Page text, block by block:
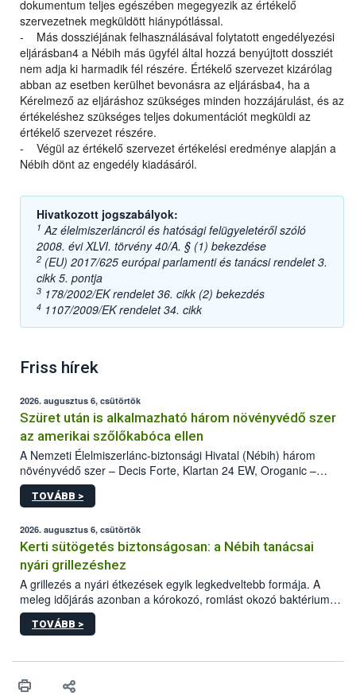
dokumentum teljes egészében megegyezik az értékelő
szervezetnek megküldött hiánypótlással.
- Más dossziéjának felhasználásával folytatott engedélyezési
eljárásban4 a Nébih más ügyfél által hozzá benyújtott dossziét
nem adja ki harmadik fél részére. Értékelő szervezet kizárólag
abban az esetben kerülhet bevonásra az eljárásba4, ha a
Kérelmező az eljáráshoz szükséges minden hozzájárulást, és az
értékeléshez szükséges teljes dokumentációt megküldi az
értékelő szervezet részére.
- Végül az értékelő szervezet értékelési eredménye alapján a
Nébih dönt az engedély kiadásáról.
Hivatkozott jogszabályok:
1 Az élelmiszerláncról és hatósági felügyeletéről szóló
2008. évi XLVI. törvény 40/A. § (1) bekezdése
2 (EU) 2017/625 európai parlamenti és tanácsi rendelet 3.
cikk 5. pontja
3 178/2002/EK rendelet 36. cikk (2) bekezdés
4 1107/2009/EK rendelet 34. cikk
Friss hírek
2026. augusztus 6, csütörtök
Szüret után is alkalmazható három növényvédő szer
az amerikai szőlőkabóca ellen
A Nemzeti Élelmiszerlánc-biztonsági Hivatal (Nébih) három
növényvédő szer – Decis Forte, Klartan 24 EW, Oroganic –
engedélyokiratát módosította, így azok a szüretet követően,
egészen a vesszőérettség (BBCH 91) stádiumáig
érésű szőlőkben is legyen lehetőség a károsító elleni további
védekezésre. Az Oroganic készítmény kis kiszerelésben kiskerti
felhasználók számára is elérhető és ökológiai termesztésben is
engedélyezett.
TOVÁBB >
2026. augusztus 6, csütörtök
Kerti sütögetés biztonságosan: a Nébih tanácsai
nyári grillezéshez
A grillezés a nyári étkezések egyik legkedveltebb formája. A
meleg időjárás azonban a kórokozó, romlást okozó baktériumok
gyorsabb szaporodásának is kedvez. A szabadtéri sütögetés
ezért nem csupán a megfelelő sütési technikáról szól: legalább
higiéniai szabályok betartása, a megfelelő hőkezelés, valamint a
biztonsági Hivatal (Nébih) Oktatási Programja összegyűjtötte a
TOVÁBB >